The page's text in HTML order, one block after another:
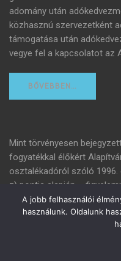
adomány után
közhasznú szervezetként
támogatása után
vegye fel a kapcsolatot az
BŐVEBBEN…
Mint törvényesen
fogyatékkal élőkért
osztalékadóról szóló 1996.
z) pontja alapján –
foglaltakra is – az adózás
céljából jogosult
között működő
A jobb felhasználói
használunk. Oldalunk